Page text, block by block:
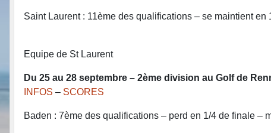
Saint Laurent : 11ème des qualifications – se maintient en
Equipe de St Laurent
Du 25 au 28 septembre – 2ème division au Golf de
INFOS – SCORES
Baden : 7ème des qualifications – perd en 1/4 de finale –